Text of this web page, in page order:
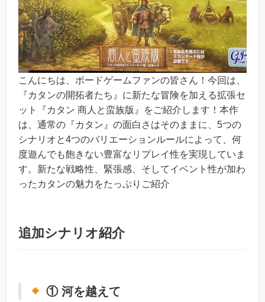
こんにちは、ボードゲームファンの皆さん！今回は、
『カタンの開拓者たち』に新たな冒険を加える拡張セ
ット『カタン 商人と蛮族版』をご紹介します！本作
は、通常の『カタン』の面白さはそのままに、5つの
シナリオと4つのバリエーションルールによって、何
度遊んでも飽きない豊富なリプレイ性を実現していま
す。新たな戦略性、緊張感、そしてイベント性が加わ
ったカタンの魅力をたっぷりご紹介
追加シナリオ紹介
① 河を越えて